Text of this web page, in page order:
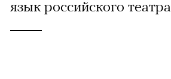
язык российского театра